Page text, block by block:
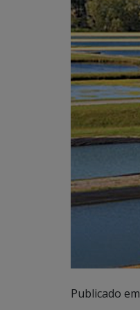
Publicado em